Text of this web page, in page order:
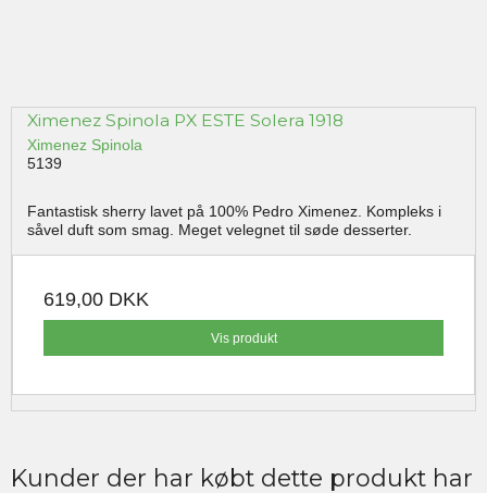
Ximenez Spinola PX ESTE Solera 1918
Ximenez Spinola
5139
Fantastisk sherry lavet på 100% Pedro Ximenez. Kompleks i
såvel duft som smag. Meget velegnet til søde desserter.
619,00 DKK
Vis produkt
Kunder der har købt dette produkt har